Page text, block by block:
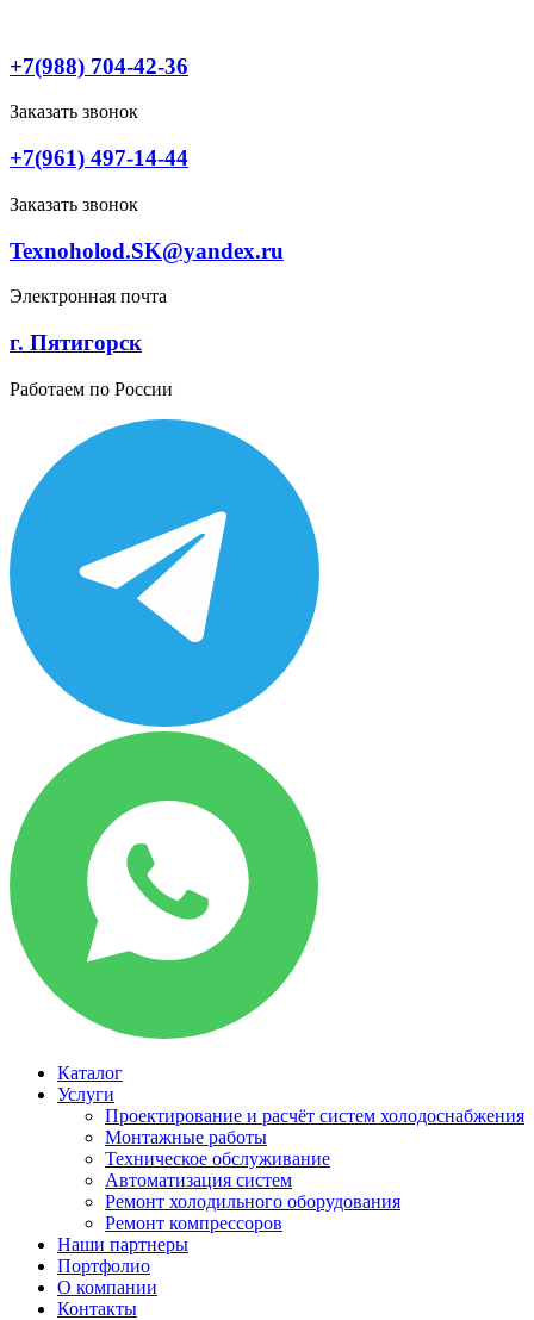
содержимому
+7(988) 704-42-36
Заказать звонок
+7(961) 497-14-44
Заказать звонок
Texnoholod.SK@yandex.ru
Электронная почта
г. Пятигорск
Работаем по России
Каталог
Услуги
Проектирование и расчёт систем холодоснабжения
Монтажные работы
Техническое обслуживание
Автоматизация систем
Ремонт холодильного оборудования
Ремонт компрессоров
Наши партнеры
Портфолио
О компании
Контакты